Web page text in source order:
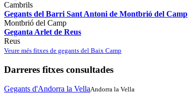
Cambrils
Gegants del Barri Sant Antoni de Montbrió del Camp
Montbrió del Camp
Geganta Arlet de Reus
Reus
Veure més fitxes de gegants del Baix Camp
Darreres fitxes consultades
Gegants d'Andorra la VellaAndorra la Vella